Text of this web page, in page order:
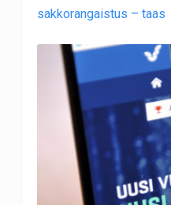
sakkorangaistus – taas